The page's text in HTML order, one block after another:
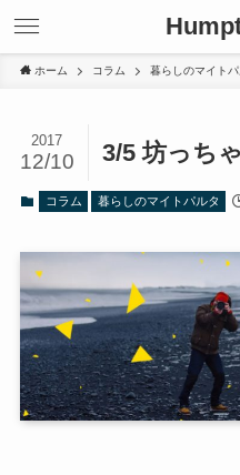
ホーム コラム 暮らしのマイトパ
3/5 坊っち
2017
12/10
コラム 暮らしのマイトパルタ